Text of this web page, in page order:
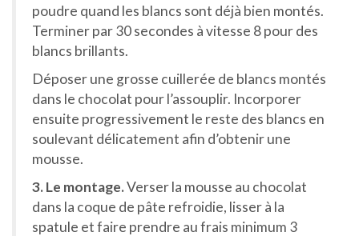
poudre quand les blancs sont déjà bien montés.
Terminer par 30 secondes à vitesse 8 pour des
blancs brillants.
Déposer une grosse cuillerée de blancs montés
dans le chocolat pour l’assouplir. Incorporer
ensuite progressivement le reste des blancs en
soulevant délicatement afin d’obtenir une
mousse.
3. Le montage.Verser la mousse au chocolat
dans la coque de pâte refroidie, lisser à la
spatule et faire prendre au frais minimum 3